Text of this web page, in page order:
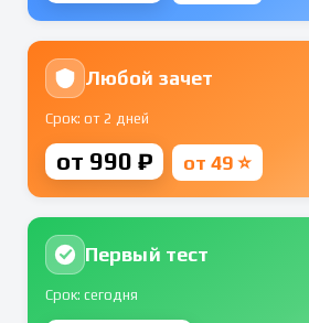
Любой зачет
Срок: от 2 дней
от 990 ₽ от 49 ⭐
Первый тест
Срок: сегодня